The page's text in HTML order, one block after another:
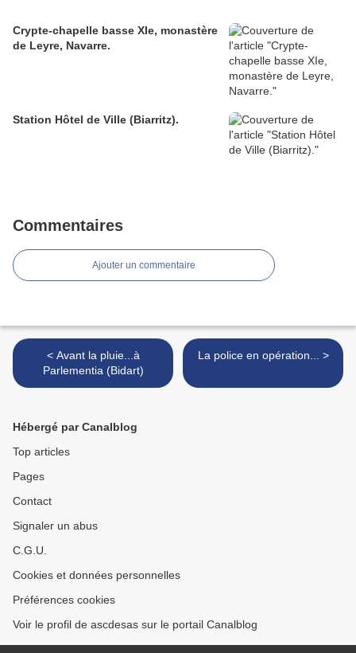
Crypte-chapelle basse XIe, monastère
de Leyre, Navarre.
Station Hôtel de Ville (Biarritz).
Commentaires
Ajouter un commentaire
< Avant la pluie...à
Parlementia (Bidart)
La police en opération... >
Hébergé par Canalblog
Top articles
Pages
Contact
Signaler un abus
C.G.U.
Cookies et données personnelles
Préférences cookies
Voir le profil de ascdesas sur le portail Canalblog